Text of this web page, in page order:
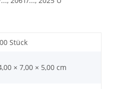
Stück
× 7,00 × 5,00 cm